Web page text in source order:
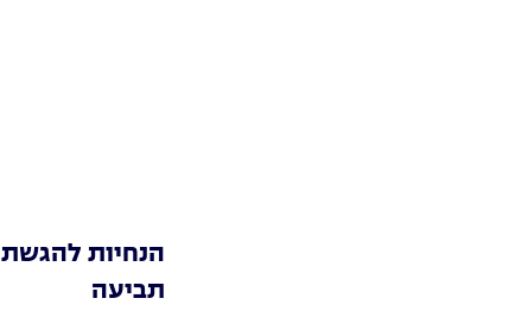
הנחיות להגשת
תביעה